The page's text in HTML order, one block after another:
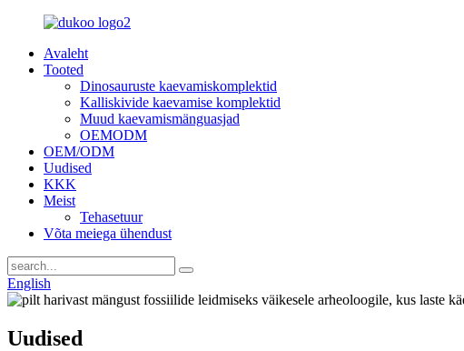
Avaleht
Tooted
Dinosauruste kaevamiskomplektid
Kalliskivide kaevamise komplektid
Muud kaevamismänguasjad
OEMODM
OEM/ODM
Uudised
KKK
Meist
Tehasetuur
Võta meiega ühendust
English
Uudised